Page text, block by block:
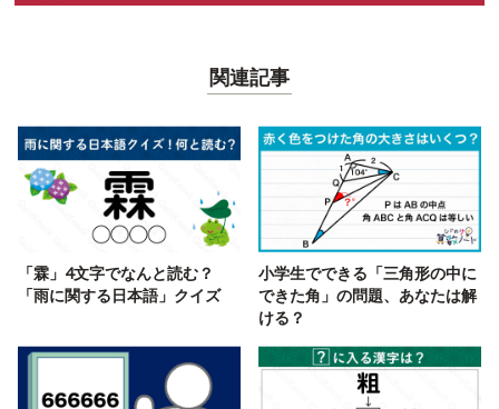
関連記事
「霖」4文字でなんと読む？
「雨に関する日本語」クイズ
小学生でできる「三角形の中に
できた角」の問題、あなたは解
ける？